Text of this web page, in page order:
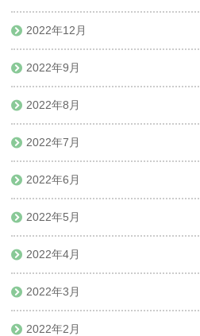
2022年12月
2022年9月
2022年8月
2022年7月
2022年6月
2022年5月
2022年4月
2022年3月
2022年2月